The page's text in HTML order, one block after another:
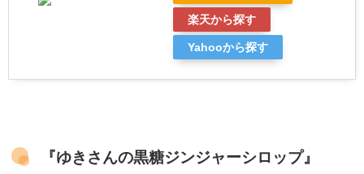
楽天から探す
Yahooから探す
『ゆきさんの黒糖ジンジャーシロップ』